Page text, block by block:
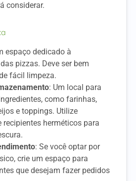
considerar.
espaço dedicado à
pizzas. Deve ser bem
fácil limpeza.
: Um local para
como farinhas,
e toppings. Utilize
recipientes herméticos para
: Se você optar por
crie um espaço para
que desejam fazer pedidos